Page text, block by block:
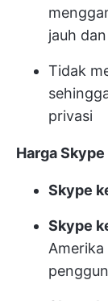
jauh
Tidak
privasi
Harga Skype
Skype
Skype